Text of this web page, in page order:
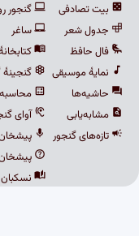
بیت تصادفی
جدول شعر
فال حافظ
نمایهٔ موسیقی
حاشیه‌ها
مشابه‌یابی
تازه‌های گنجور
گنجور
ساغر
گنجینهٔ
آوای
نسکبان